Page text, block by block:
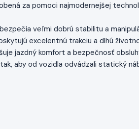
za pomoci najmodernejšej
veľmi dobrú stabilitu a
excelentnú trakciu a dlhú
jazdný komfort a bezpečnosť
aby od vozidla odvádzali statický